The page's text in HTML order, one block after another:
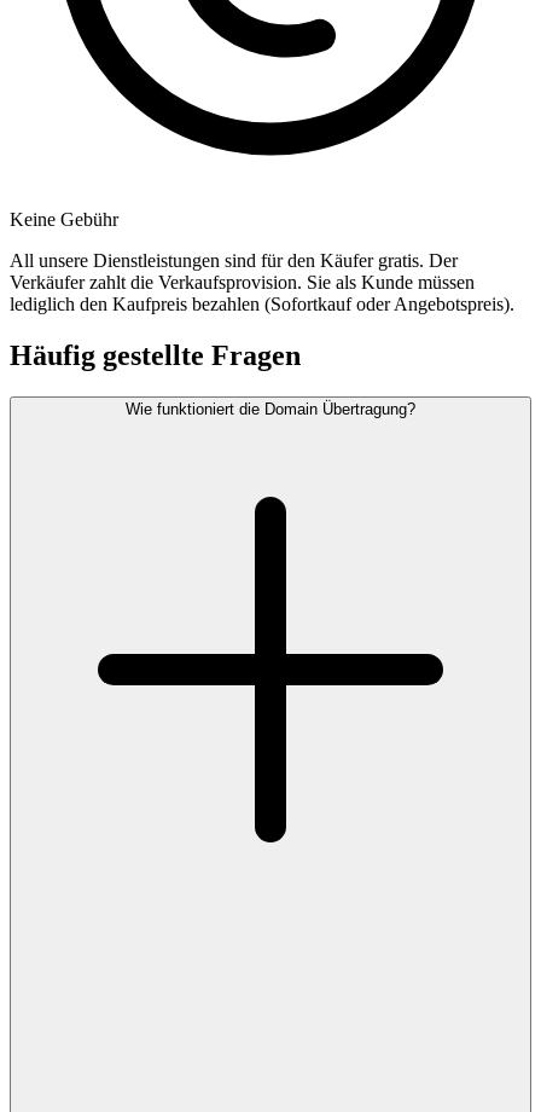
Keine Gebühr
All unsere Dienstleistungen sind für den Käufer gratis. Der
Verkäufer zahlt die Verkaufsprovision. Sie als Kunde müssen
lediglich den Kaufpreis bezahlen (Sofortkauf oder Angebotspreis).
Häufig gestellte Fragen
Wie funktioniert die Domain Übertragung?